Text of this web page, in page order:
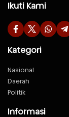
Ikuti Kami
Kategori
Nasional
Daerah
Politik
Informasi